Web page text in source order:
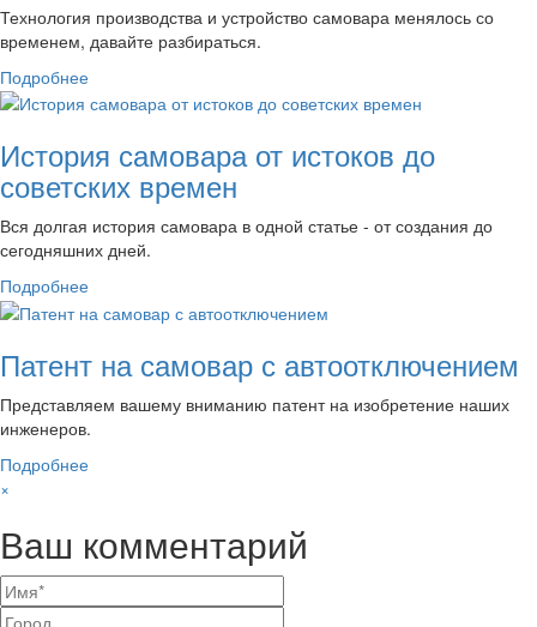
Технология производства и устройство самовара менялось со
временем, давайте разбираться.
Подробнее
История самовара от истоков до
советских времен
Вся долгая история самовара в одной статье - от создания до
сегодняшних дней.
Подробнее
Патент на самовар с автоотключением
Представляем вашему вниманию патент на изобретение наших
инженеров.
Подробнее
×
Ваш комментарий